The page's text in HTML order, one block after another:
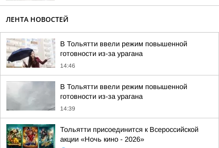
ЛЕНТА НОВОСТЕЙ
В Тольятти ввели режим повышенной
готовности из-за урагана
14:46
В Тольятти ввели режим повышенной
готовности из-за урагана
14:39
Тольятти присоединится к Всероссийской
акции «Ночь кино - 2026»